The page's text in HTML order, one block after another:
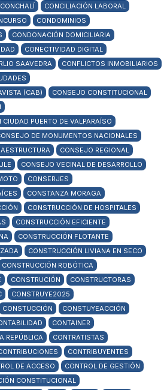
CONCHALÍ
CONCILIACIÓN LABORAL
CONDOMINIOS
CONDONACIÓN DOMICILIARIA
CONECTIVIDAD DIGITAL
SAAVEDRA
CONFLICTOS INMOBILIARIOS
(CAB)
CONSEJO CONSTITUCIONAL
PUERTO DE VALPARAÍSO
DE MONUMENTOS NACIONALES
CONSEJO REGIONAL
CONSEJO VECINAL DE DESARROLLO
CONSERJES
CONSTANZA MORAGA
CONSTRUCCIÓN DE HOSPITALES
CONSTRUCCIÓN EFICIENTE
CONSTRUCCIÓN FLOTANTE
CONSTRUCCIÓN LIVIANA EN SECO
CONSTRUCCIÓN ROBÓTICA
CONSTRUCIÓN
CONSTRUCTORAS
CONSTRUYE2025
CONSTUCCIÓN
CONSTUYEACCIÓN
CONTAINER
REPÚBLICA
CONTRATISTAS
CONTRIBUYENTES
DE ACCESO
CONTROL DE GESTIÓN
CONSTITUCIONAL